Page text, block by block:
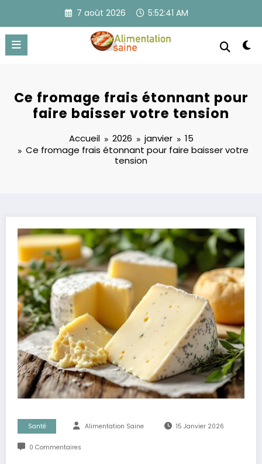
contenu
7 août 2026 5:52:41 AM
Ce fromage frais étonnant pour
faire baisser votre tension
Accueil 2026 janvier
15
Ce fromage frais étonnant pour faire baisser votre
tension
Santé Alimentation Saine 15 Janvier 2026
0 Commentaires